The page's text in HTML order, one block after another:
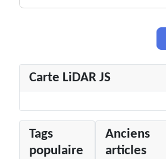
Carte LiDAR JS
Tags
populaire
Anciens
articles